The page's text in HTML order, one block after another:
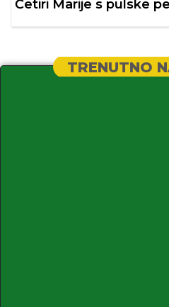
Četiri Marije s pulske
TRENUTNO